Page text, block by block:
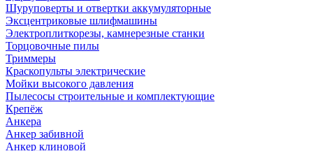
Шуруповерты и отвертки аккумуляторные
Эксцентриковые шлифмашины
Электроплиткорезы, камнерезные станки
Торцовочные пилы
Триммеры
Краскопульты электрические
Мойки высокого давления
Пылесосы строительные и комплектующие
Крепёж
Анкера
Анкер забивной
Анкер клиновой